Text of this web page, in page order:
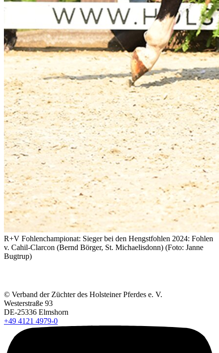
R+V Fohlenchampionat: Sieger bei den Hengstfohlen 2024: Fohlen
v. Cahil-Clarcon (Bernd Börger, St. Michaelisdonn) (Foto: Janne
Bugtrup)
© Verband der Züchter des Holsteiner Pferdes e. V.
Westerstraße 93
DE-25336 Elmshorn
+49 4121 4979-0